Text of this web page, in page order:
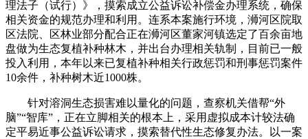
理法子（试行）》，摸索成立公益诉讼补偿金办理系统，确保
相关资金的规范办理和利用。连系本案施行环境，浉河区院取
区法院、区林业部分配合正在浉河区董家河镇选定了百余亩地
盘做为生态复植补种林木，并出台办理相关轨制，目前已一般
投入利用，本年以来已复植补种相关行政惩罚和刑事惩罚案件
10余件，补种树木近1000株。
针对溶洞生态损害难以量化的问题，查察机关借帮“外
脑”“智库”，正在立脚相关的根本上，采用虚拟成本计较法确
定平易近事公益诉讼请求，摸索替代性生态修复办法。以一案